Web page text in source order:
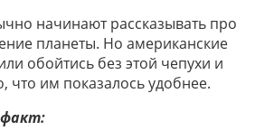
начинают рассказывать про
планеты. Но американские
обойтись без этой чепухи и
что им показалось удобнее.
факт: